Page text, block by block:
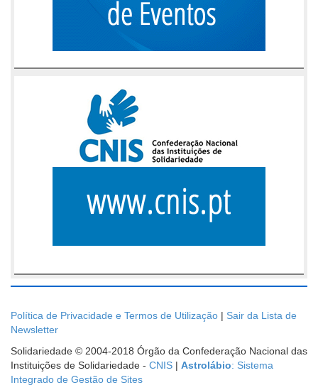
Política de Privacidade e Termos de Utilização | Sair da Lista de
Newsletter
Solidariedade © 2004-2018 Órgão da Confederação Nacional das
Instituições de Solidariedade - CNIS | Astrolábio: Sistema
Integrado de Gestão de Sites